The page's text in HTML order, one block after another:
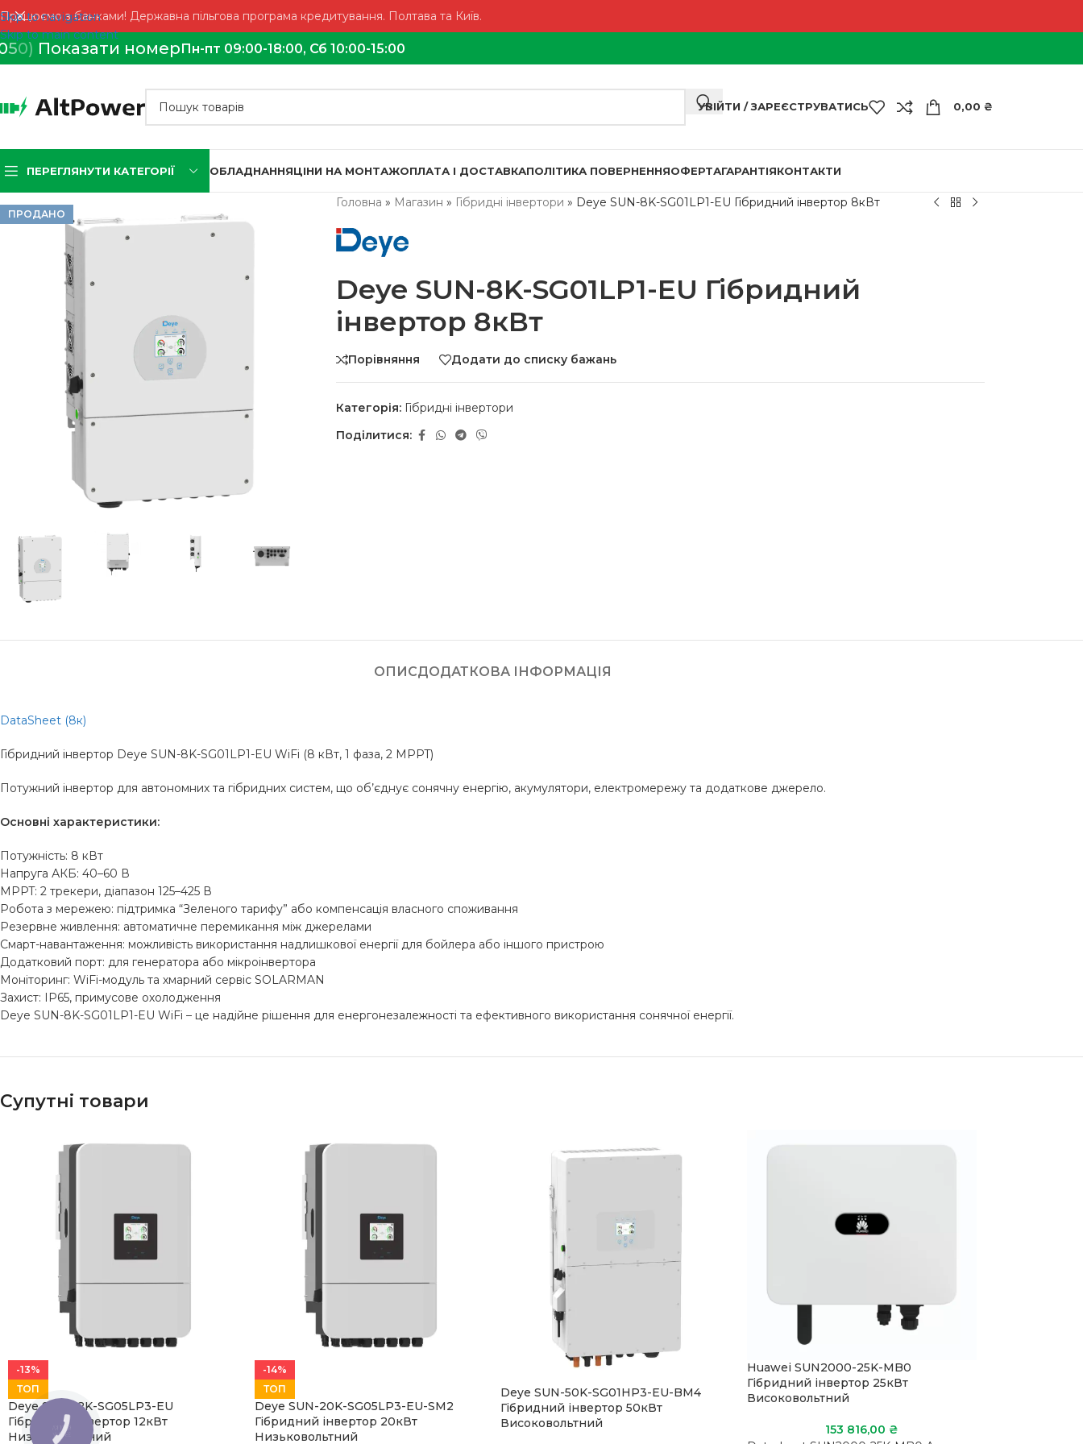
Skip to navigation
Skip to main content
Працюємо з банками! Державна пільгова програма кредитування. Полтава та Київ.
50) Показати номерПн-пт 09:00-18:00, Сб 10:00-15:00
УВІЙТИ / ЗАРЕЄСТРУВАТИСЬ 0,00 ₴
ПЕРЕГЛЯНУТИ КАТЕГОРІЇ ОБЛАДНАННЯЦІНИ НА МОНТАЖОПЛАТА І ДОСТАВКАПОЛІТИКА ПОВЕРНЕННЯОФЕРТАГАРАНТІЯКОНТАКТИ
ПРОДАНО
Головна » Магазин » Гібридні інвертори » Deye SUN-8K-SG01LP1-EU Гібридний інвертор 8кВт
Deye SUN-8K-SG01LP1-EU Гібридний
інвертор 8кВт
Порівняння Додати до списку бажань
Категорія: Гібридні інвертори
Поділитися:
ОПИСДОДАТКОВА ІНФОРМАЦІЯ
DataSheet (8к)
Гібридний інвертор Deye SUN-8K-SG01LP1-EU WiFi (8 кВт, 1 фаза, 2 MPPT)
Потужний інвертор для автономних та гібридних систем, що об’єднує сонячну енергію, акумулятори, електромережу та додаткове джерело.
Основні характеристики:
Потужність: 8 кВт
Напруга АКБ: 40–60 В
MPPT: 2 трекери, діапазон 125–425 В
Робота з мережею: підтримка “Зеленого тарифу” або компенсація власного споживання
Резервне живлення: автоматичне перемикання між джерелами
Смарт-навантаження: можливість використання надлишкової енергії для бойлера або іншого пристрою
Додатковий порт: для генератора або мікроінвертора
Моніторинг: WiFi-модуль та хмарний сервіс SOLARMAN
Захист: IP65, примусове охолодження
Deye SUN-8K-SG01LP1-EU WiFi – це надійне рішення для енергонезалежності та ефективного використання сонячної енергії.
Супутні товари
-13%
ТОП
Deye SUN-12K-SG05LP3-EU
Гібридний інвертор 12кВт
Низьковольтний
-14%
ТОП
Deye SUN-20K-SG05LP3-EU-SM2
Гібридний інвертор 20кВт
Низьковольтний
Deye SUN-50K-SG01HP3-EU-BM4
Гібридний інвертор 50кВт
Високовольтний
Huawei SUN2000-25K-MB0
Гібридний інвертор 25кВт
Високовольтний
153 816,00 ₴
КНОПКА
ЗВ'ЯЗКУ